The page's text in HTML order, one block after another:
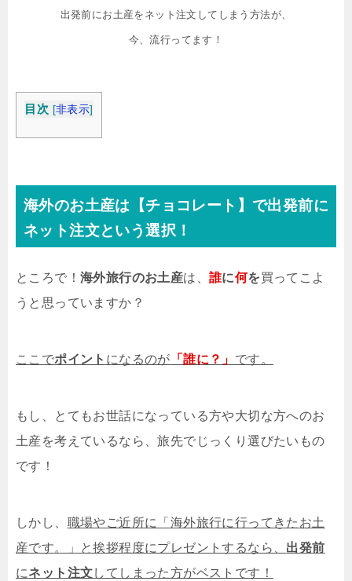
出発前にお土産をネット注文してしまう方法が、
今、流行ってます！
目次 [非表示]
海外のお土産は【チョコレート】で出発前に
ネット注文という選択！
ところで！ 海外旅行のお土産は、誰に何を買ってこよ
うと思っていますか？
ここでポイント になるのが 「誰に？」 です。
もし、とてもお世話になっている方や大切な方へのお
土産を考えているなら、旅先でじっくり選びたいもの
です！
しかし、 職場やご近所に「海外旅行に行ってきたお土
産です。」と挨拶程度にプレゼントするなら、 出発前
にネット注文してしまった方がベストです！